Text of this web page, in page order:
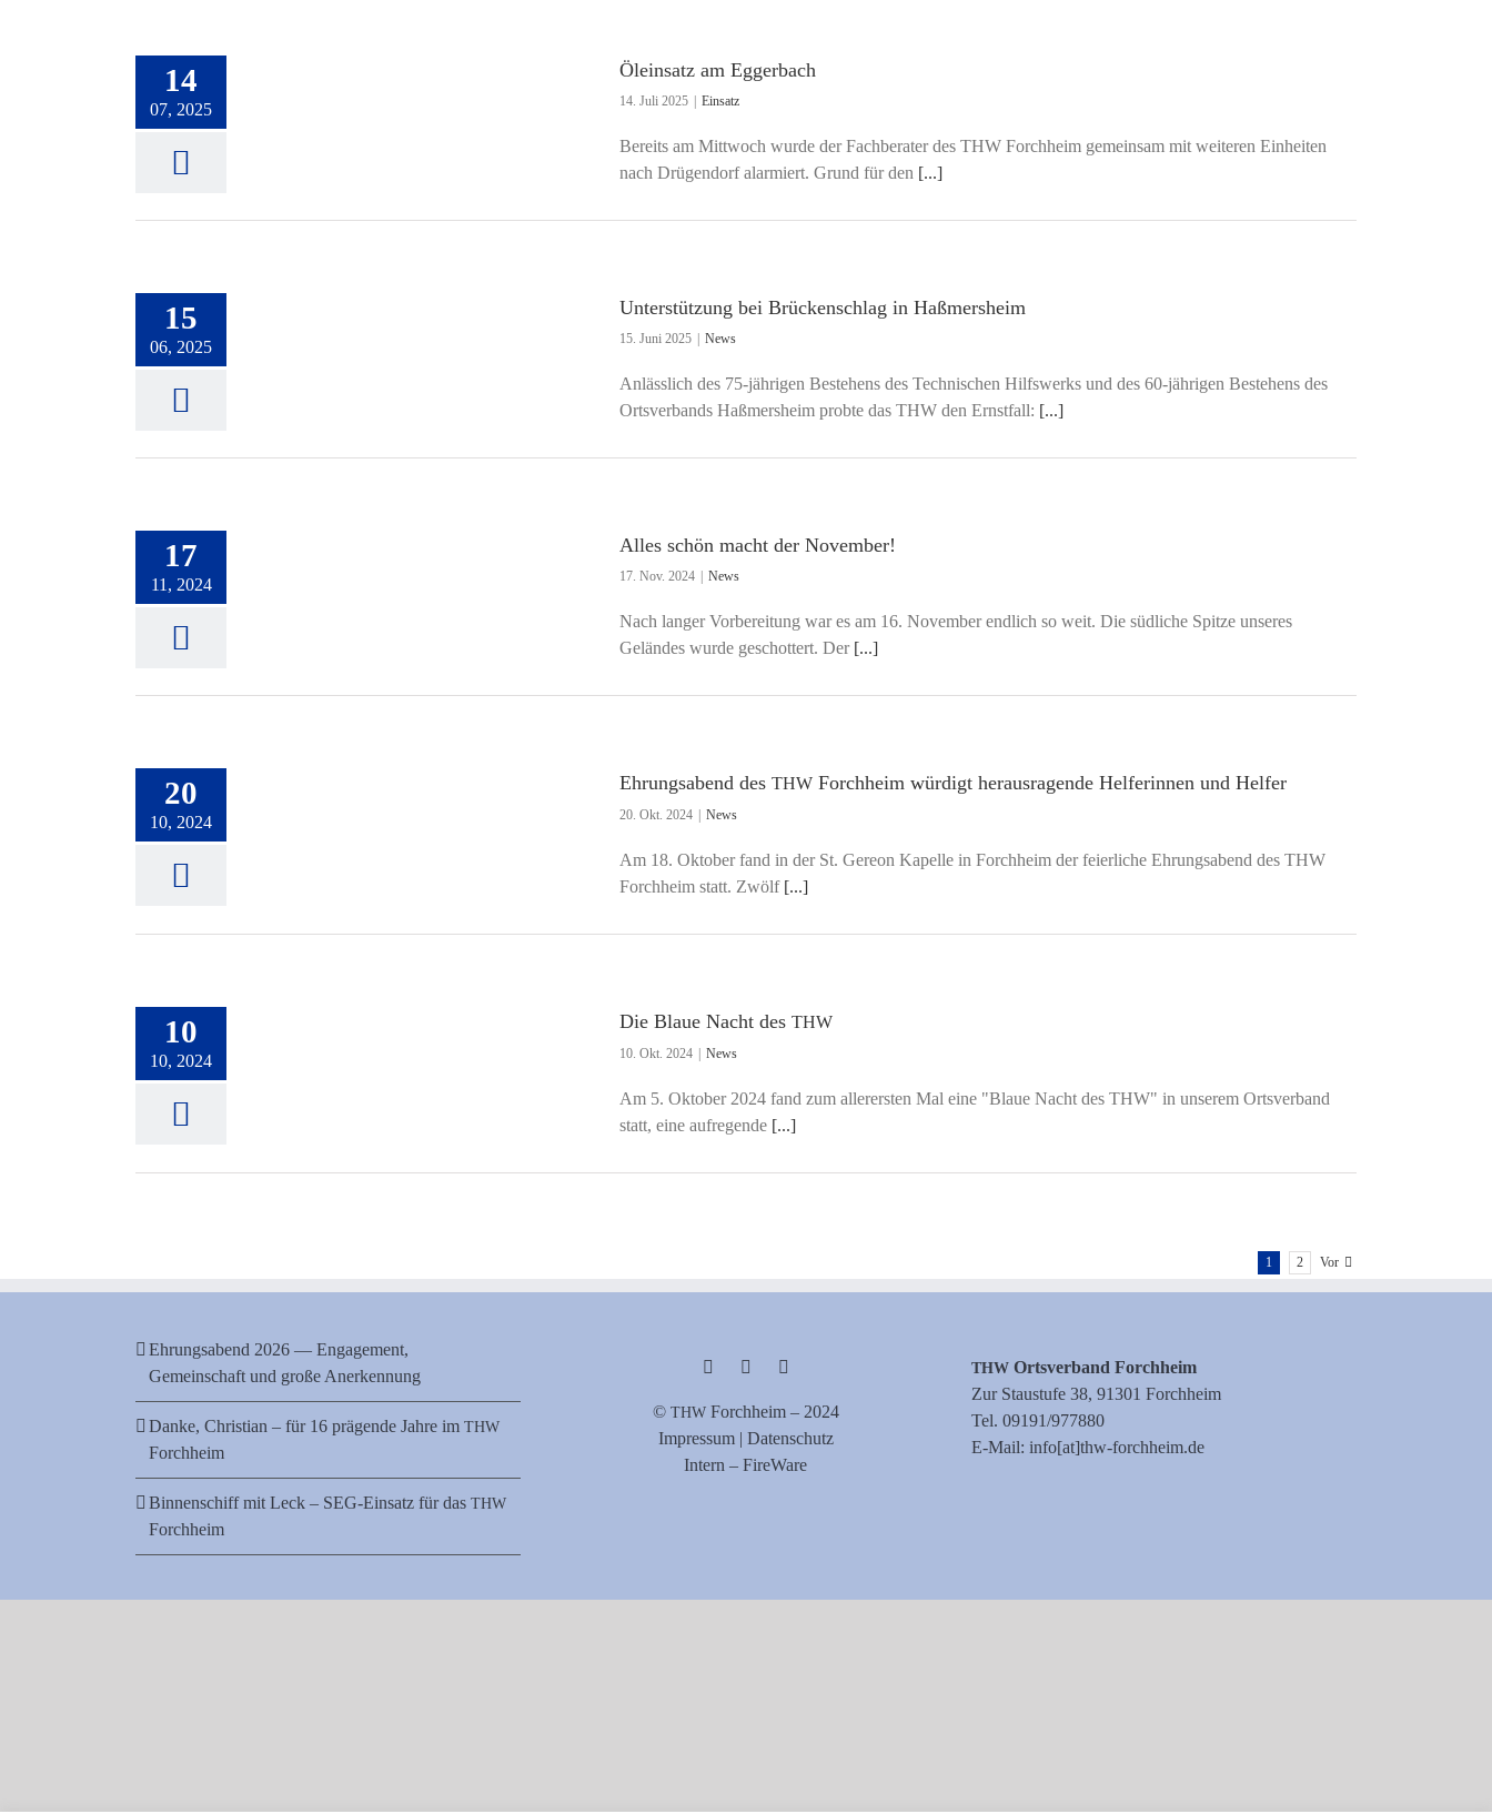
14
07, 2025
Öleinsatz am Eggerbach
14. Juli 2025 Einsatz
Bereits am Mittwoch wurde der Fachberater des THW Forchheim gemeinsam mit weiteren Einheiten
nach Drügendorf alarmiert. Grund für den [...]
15
06, 2025
Unterstützung bei Brückenschlag in Haßmersheim
15. Juni 2025 News
Anlässlich des 75-jährigen Bestehens des Technischen Hilfswerks und des 60-jährigen Bestehens des
Ortsverbands Haßmersheim probte das THW den Ernstfall: [...]
17
11, 2024
Alles schön macht der November!
17. Nov. 2024 News
Nach langer Vorbereitung war es am 16. November endlich so weit. Die südliche Spitze unseres
Geländes wurde geschottert. Der [...]
20
10, 2024
Ehrungsabend des THW Forchheim würdigt herausragende Helferinnen und Helfer
20. Okt. 2024 News
Am 18. Oktober fand in der St. Gereon Kapelle in Forchheim der feierliche Ehrungsabend des THW
Forchheim statt. Zwölf [...]
10
10, 2024
Die Blaue Nacht des THW
10. Okt. 2024 News
Am 5. Oktober 2024 fand zum allerersten Mal eine "Blaue Nacht des THW" in unserem Ortsverband
statt, eine aufregende [...]
1 2 Vor
Ehrungsabend 2026 — Engagement,
Gemeinschaft und große Anerkennung
Danke, Christian – für 16 prägende Jahre im THW
Forchheim
Binnenschiff mit Leck – SEG-Einsatz für das THW
Forchheim
© THWForch­heim – 2024
Impres­sum | Datenschutz
Intern – FireWare
THW Orts­ver­band Forchheim
Zur Stau­stu­fe 38, 91301 Forchheim
Tel. 09191/977880
E‑Mail: info[at]thw-forchheim.de